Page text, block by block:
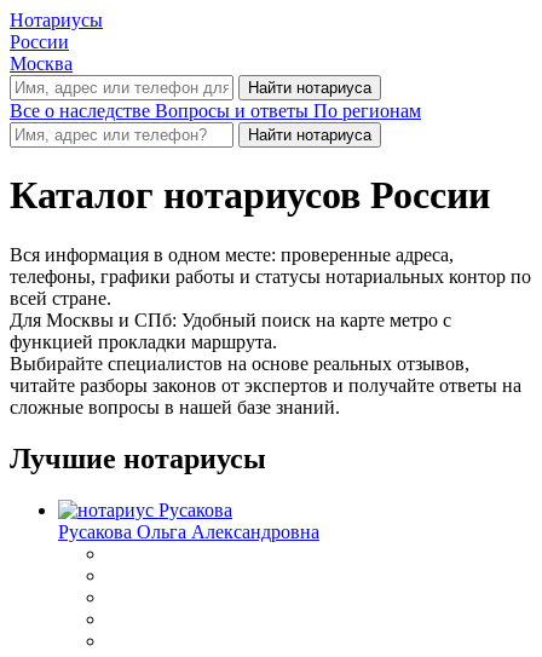
Нотариусы
России
Москва
Все о наследстве Вопросы и ответы По регионам
Каталог нотариусов России
Вся информация в одном месте: проверенные адреса,
телефоны, графики работы и статусы нотариальных контор по
всей стране.
Для Москвы и СПб: Удобный поиск на карте метро с
функцией прокладки маршрута.
Выбирайте специалистов на основе реальных отзывов,
читайте разборы законов от экспертов и получайте ответы на
сложные вопросы в нашей базе знаний.
Лучшие нотариусы
Русакова Ольга Александровна